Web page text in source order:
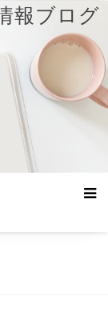
報ブログ